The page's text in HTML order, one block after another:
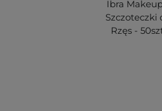
Ibra
Szczoteczki
Rzęs -